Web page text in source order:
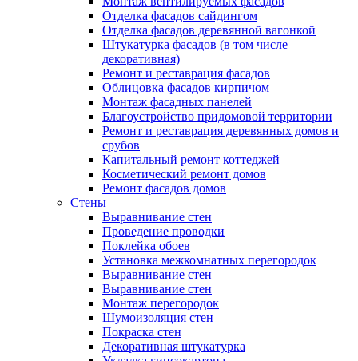
Отделка фасадов сайдингом
Отделка фасадов деревянной вагонкой
Штукатурка фасадов (в том числе
декоративная)
Ремонт и реставрация фасадов
Облицовка фасадов кирпичом
Монтаж фасадных панелей
Благоустройство придомовой территории
Ремонт и реставрация деревянных домов и
срубов
Капитальный ремонт коттеджей
Косметический ремонт домов
Ремонт фасадов домов
Стены
Выравнивание стен
Проведение проводки
Поклейка обоев
Установка межкомнатных перегородок
Выравнивание стен
Выравнивание стен
Монтаж перегородок
Шумоизоляция стен
Покраска стен
Декоративная штукатурка